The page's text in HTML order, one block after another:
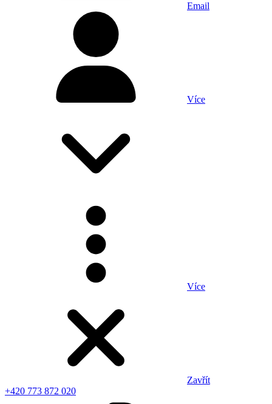
Email
Více
Více
Zavřít
+420 773 872 020